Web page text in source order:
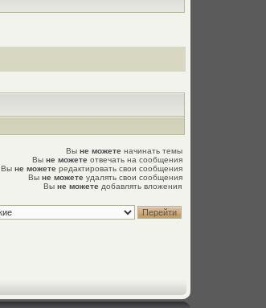
Выне можете начинать темы
Выне можете отвечать на сообщения
Выне можете редактировать свои сообщения
Выне можете удалять свои сообщения
Выне можете добавлять вложения